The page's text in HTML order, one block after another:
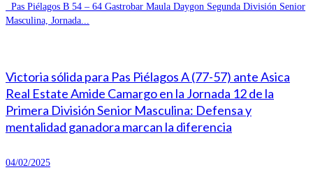
Pas Piélagos B 54 – 64 Gastrobar Maula Daygon Segunda División Senior
Masculina, Jornada...
Victoria sólida para Pas Piélagos A (77-57) ante Asica
Real Estate Amide Camargo en la Jornada 12 de la
Primera División Senior Masculina: Defensa y
mentalidad ganadora marcan la diferencia
04/02/2025